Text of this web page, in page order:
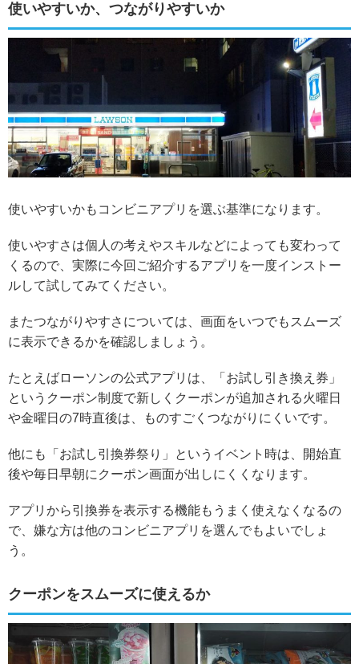
使いやすいか、つながりやすいか
使いやすいかもコンビニアプリを選ぶ基準になります。
使いやすさは個人の考えやスキルなどによっても変わって
くるので、実際に今回ご紹介するアプリを一度インストー
ルして試してみてください。
またつながりやすさについては、画面をいつでもスムーズ
に表示できるかを確認しましょう。
たとえばローソンの公式アプリは、「お試し引き換え券」
というクーポン制度で新しくクーポンが追加される火曜日
や金曜日の7時直後は、ものすごくつながりにくいです。
他にも「お試し引換券祭り」というイベント時は、開始直
後や毎日早朝にクーポン画面が出しにくくなります。
アプリから引換券を表示する機能もうまく使えなくなるの
で、嫌な方は他のコンビニアプリを選んでもよいでしょ
う。
クーポンをスムーズに使えるか